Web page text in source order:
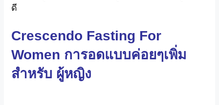
ดี
Crescendo Fasting For
Women การอดแบบค่อยๆเพิ่ม
สำหรับ ผู้หญิง